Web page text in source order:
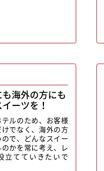
海外の方にも
ーツを！
ルのため、お客様
でなく、海外の方
で、どんなスイー
かを常に考え、レ
立てていきたいで